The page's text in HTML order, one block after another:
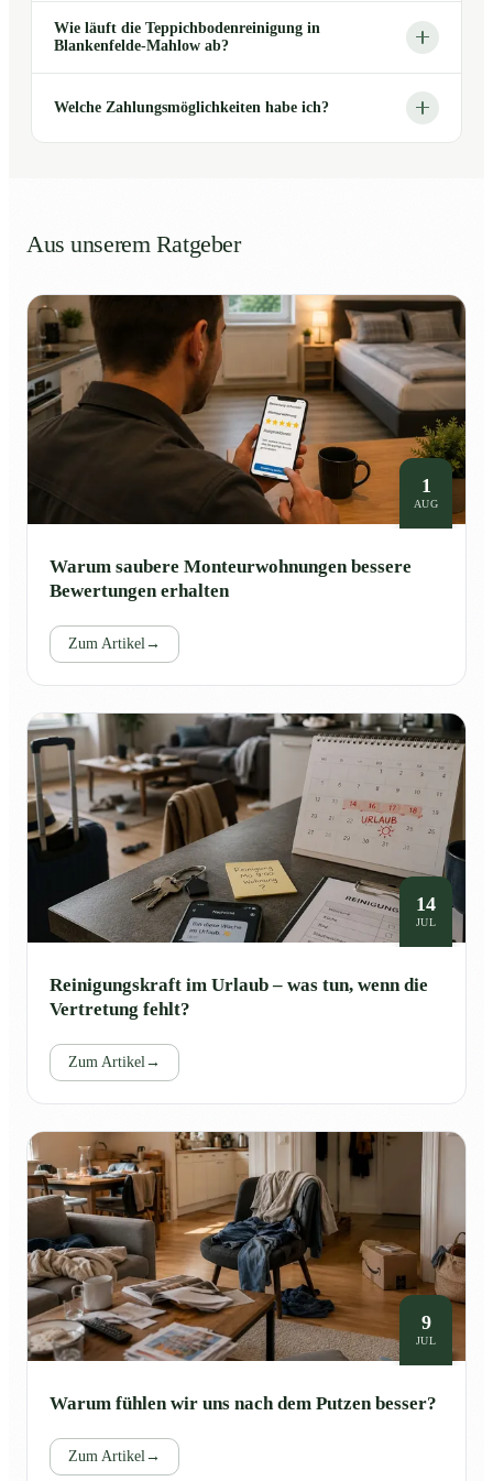
Wie läuft die Teppichbodenreinigung in
Blankenfelde-Mahlow ab?
Welche Zahlungsmöglichkeiten habe ich?
Aus unserem Ratgeber
1
AUG
Warum saubere Monteurwohnungen bessere
Bewertungen erhalten
Zum Artikel →
14
JUL
Reinigungskraft im Urlaub – was tun, wenn die
Vertretung fehlt?
Zum Artikel →
9
JUL
Warum fühlen wir uns nach dem Putzen besser?
Zum Artikel →